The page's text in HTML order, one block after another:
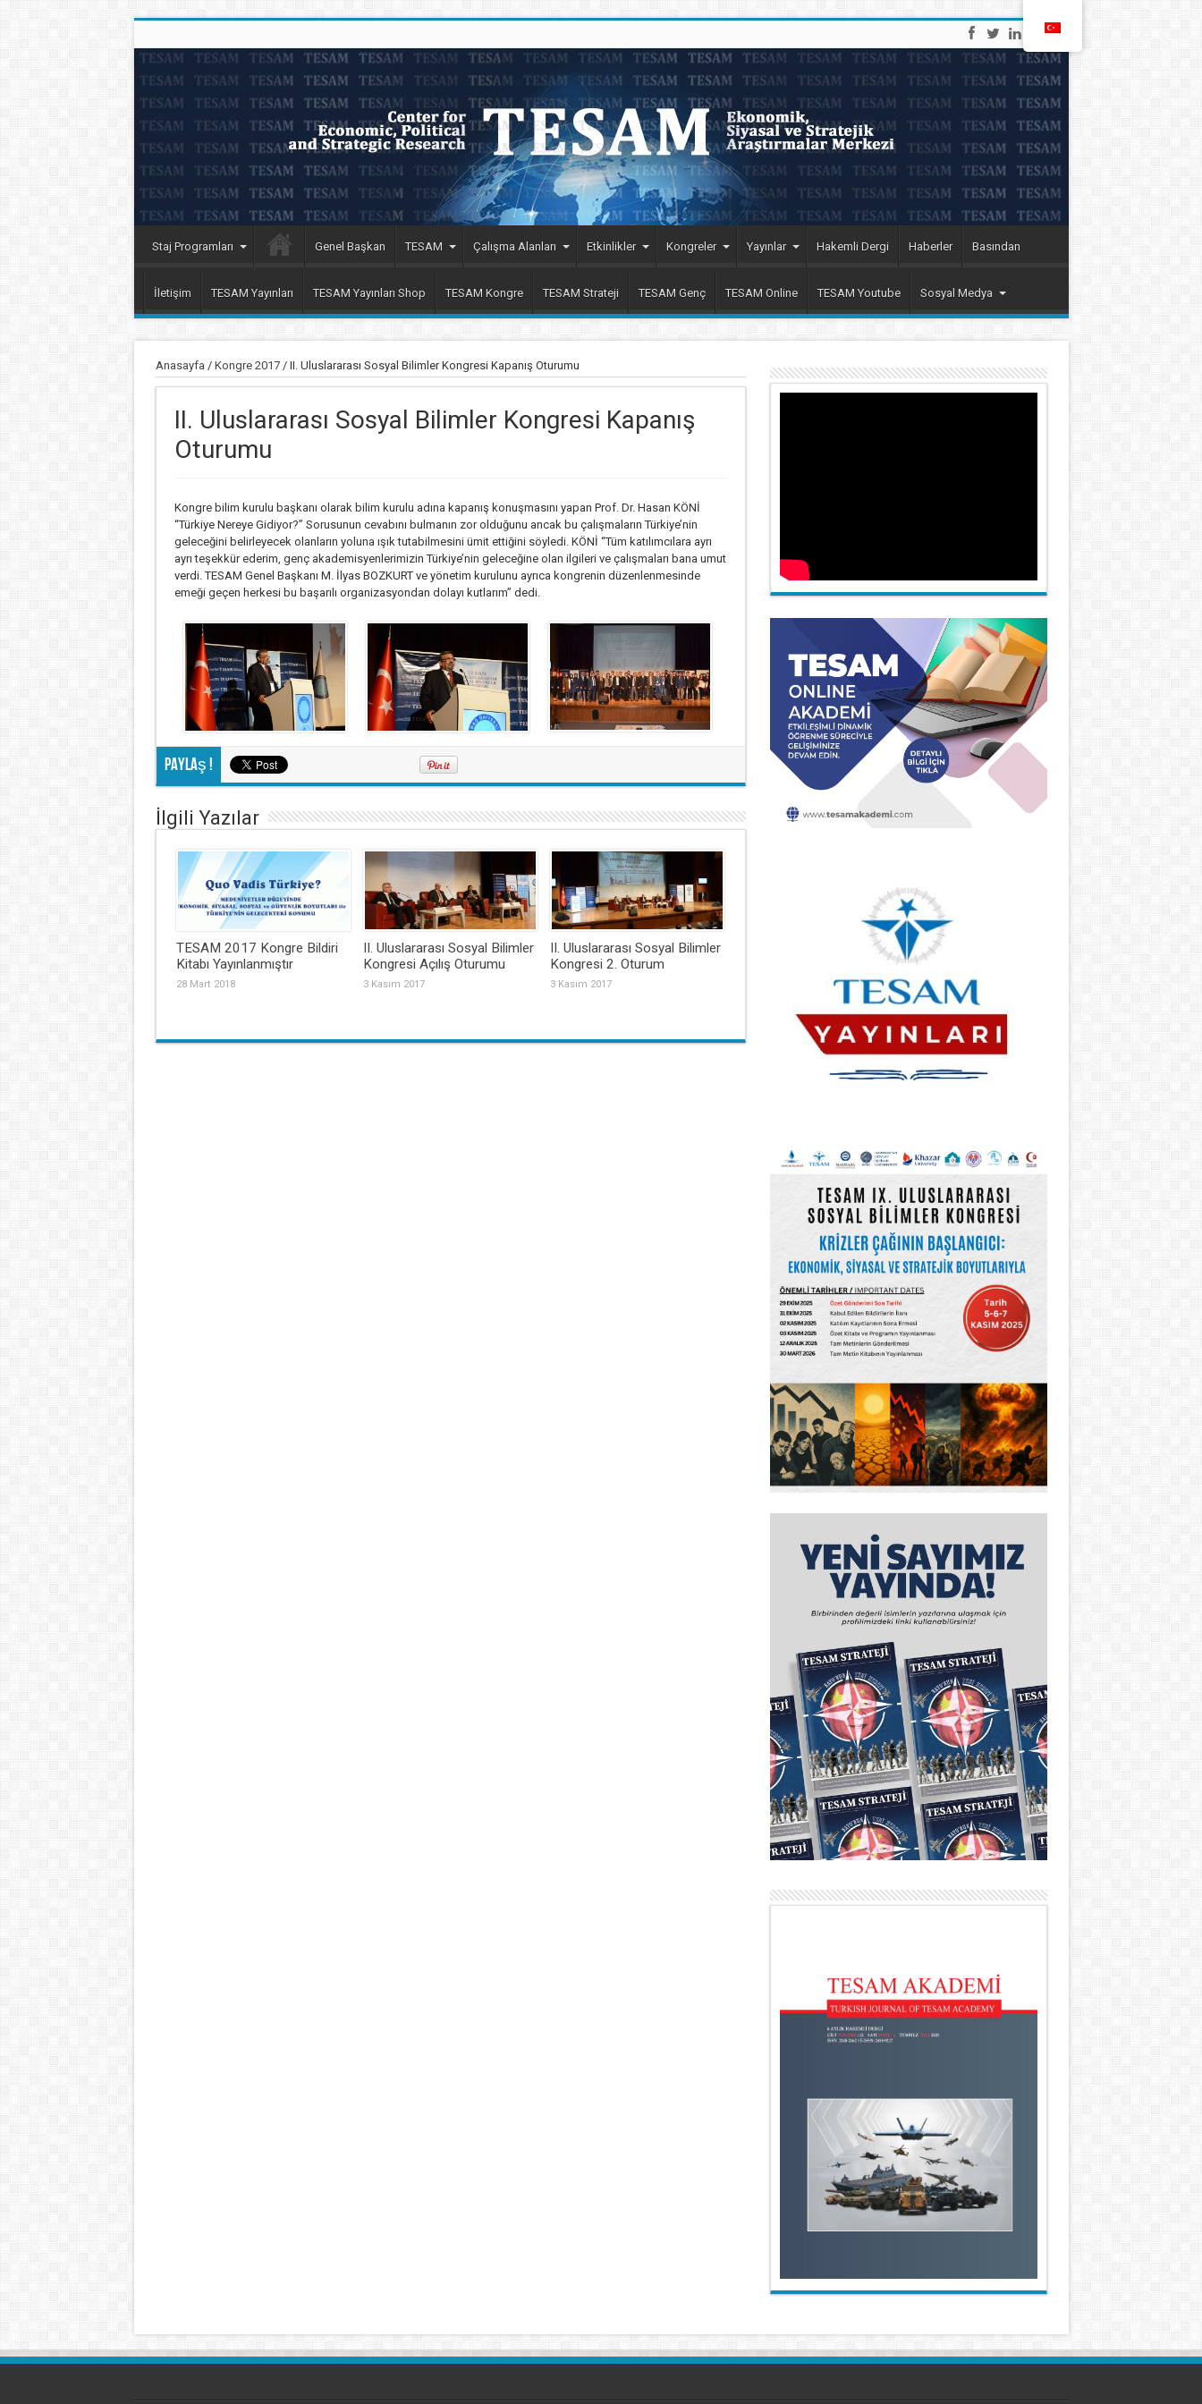
Staj Programları Genel Başkan TESAM Çalışma Alanları Etkinlikler Kongreler Yayınlar Hakemli Dergi Haberler Basından
İletişim TESAM Yayınları TESAM Yayınları Shop TESAM Kongre TESAM Strateji TESAM Genç TESAM Online TESAM Youtube Sosyal Medya
Anasayfa / Kongre 2017/ II. Uluslararası Sosyal Bilimler Kongresi Kapanış Oturumu
II. Uluslararası Sosyal Bilimler Kongresi Kapanış
Oturumu
Kongre bilim kurulu başkanı olarak bilim kurulu adına kapanış konuşmasını yapan Prof. Dr. Hasan KÖNİ
“Türkiye Nereye Gidiyor?” Sorusunun cevabını bulmanın zor olduğunu ancak bu çalışmaların Türkiye’nin
geleceğini belirleyecek olanların yoluna ışık tutabilmesini ümit ettiğini söyledi. KÖNİ “Tüm katılımcılara ayrı
ayrı teşekkür ederim, genç akademisyenlerimizin Türkiye’nin geleceğine olan ilgileri ve çalışmaları bana umut
verdi. TESAM Genel Başkanı M. İlyas BOZKURT ve yönetim kurulunu ayrıca kongrenin düzenlenmesinde
emeği geçen herkesi bu başarılı organizasyondan dolayı kutlarım” dedi.
Paylaş !
İlgili Yazılar
TESAM 2017 Kongre Bildiri
Kitabı Yayınlanmıştır
28 Mart 2018
II. Uluslararası Sosyal Bilimler
Kongresi Açılış Oturumu
3 Kasım 2017
II. Uluslararası Sosyal Bilimler
Kongresi 2. Oturum
3 Kasım 2017